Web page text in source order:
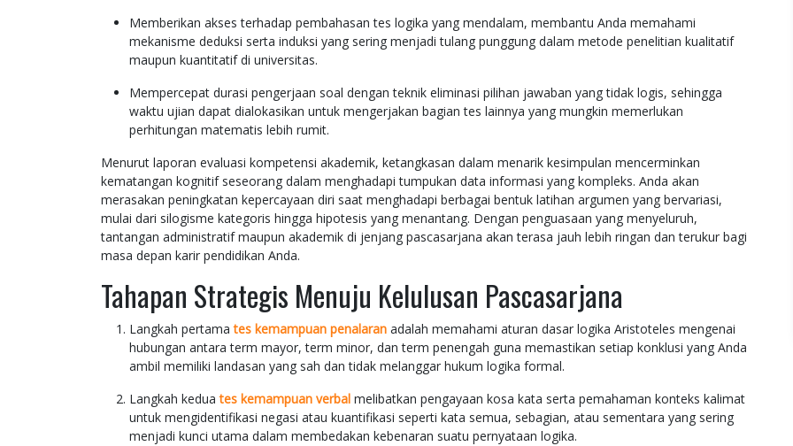
Memberikan akses terhadap pembahasan tes logika yang mendalam, membantu Anda memahami
mekanisme deduksi serta induksi yang sering menjadi tulang punggung dalam metode penelitian kualitatif
maupun kuantitatif di universitas.
Mempercepat durasi pengerjaan soal dengan teknik eliminasi pilihan jawaban yang tidak logis, sehingga
waktu ujian dapat dialokasikan untuk mengerjakan bagian tes lainnya yang mungkin memerlukan
perhitungan matematis lebih rumit.
Menurut laporan evaluasi kompetensi akademik, ketangkasan dalam menarik kesimpulan mencerminkan
kematangan kognitif seseorang dalam menghadapi tumpukan data informasi yang kompleks. Anda akan
merasakan peningkatan kepercayaan diri saat menghadapi berbagai bentuk latihan argumen yang bervariasi,
mulai dari silogisme kategoris hingga hipotesis yang menantang. Dengan penguasaan yang menyeluruh,
tantangan administratif maupun akademik di jenjang pascasarjana akan terasa jauh lebih ringan dan terukur bagi
masa depan karir pendidikan Anda.
Tahapan Strategis Menuju Kelulusan Pascasarjana
Langkah pertamates kemampuan penalaran adalah memahami aturan dasar logika Aristoteles mengenai
hubungan antara term mayor, term minor, dan term penengah guna memastikan setiap konklusi yang Anda
ambil memiliki landasan yang sah dan tidak melanggar hukum logika formal.
Langkah keduates kemampuan verbal melibatkan pengayaan kosa kata serta pemahaman konteks kalimat
untuk mengidentifikasi negasi atau kuantifikasi seperti kata semua, sebagian, atau sementara yang sering
menjadi kunci utama dalam membedakan kebenaran suatu pernyataan logika.